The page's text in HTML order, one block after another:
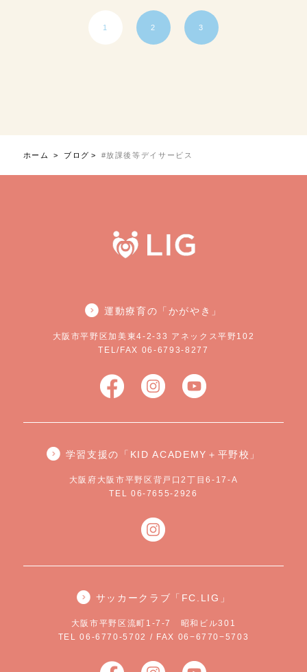
1 2 3
ホーム ブログ #放課後等デイサービス
運動療育の「かがやき」
大阪市平野区加美東4-2-33 アネックス平野102
TEL/FAX 06-6793-8277
学習支援の「KID ACADEMY＋平野校」
大阪府大阪市平野区背戸口2丁目6-17-A
TEL 06-7655-2926
サッカークラブ「FC.LIG」
大阪市平野区流町1-7-7 昭和ビル301
TEL 06-6770-5702 / FAX 06−6770−5703